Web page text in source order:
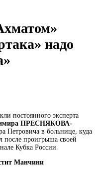
надо
постоянного эксперта
ПРЕСНЯКОВА-
Петровича в больнице, куда
после проигрыша своей
Кубка России.
Манчини